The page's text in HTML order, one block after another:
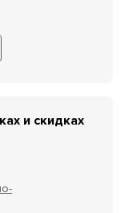
и скидках